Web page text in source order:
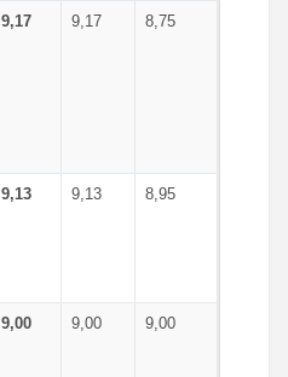
9,17 9,17 8,75
9,13 9,13 8,95
9,00 9,00 9,00